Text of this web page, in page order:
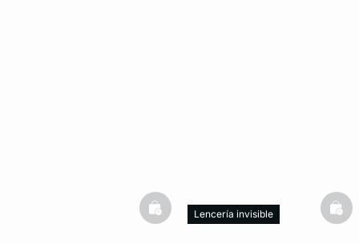
basketfullLencería invisible